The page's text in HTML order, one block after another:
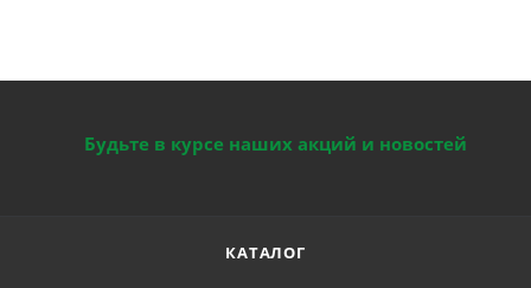
Будьте в курсе наших акций и новостей
КАТАЛОГ